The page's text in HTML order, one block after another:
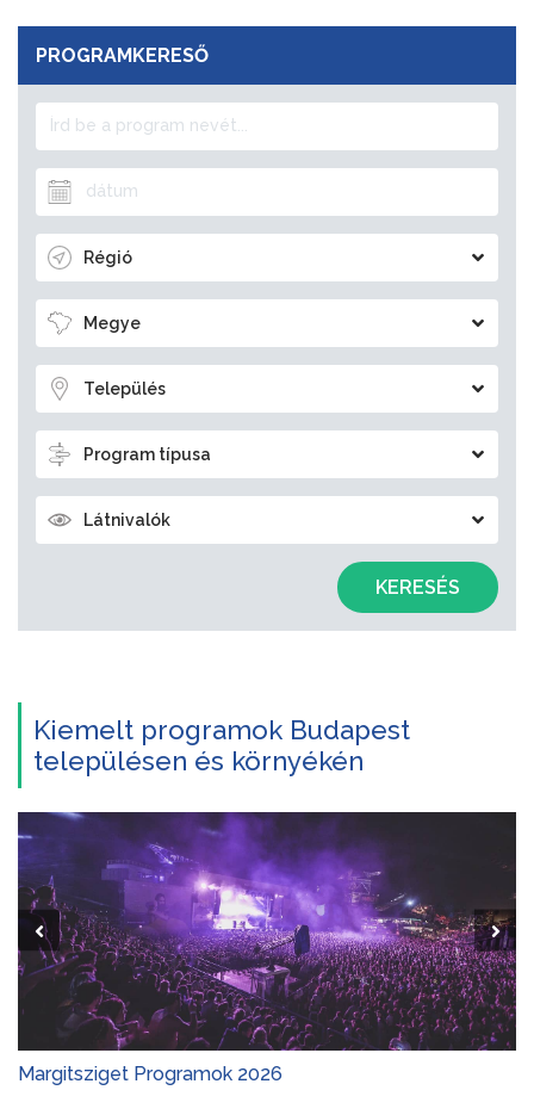
PROGRAMKERESŐ
Régió
Megye
Település
Program típusa
Látnivalók
KERESÉS
Kiemelt programok Budapest
településen és környékén
Margitsziget Programok 2026